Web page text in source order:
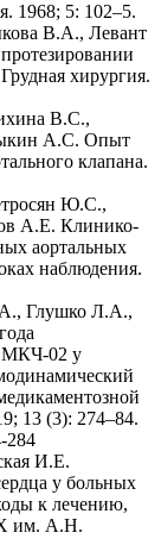
1968; 5: 102–5.
В.А., Левант
хирургия.
В.С.,
А.С. Опыт
клапана.
Ю.С.,
А.Е. Клинико-
аортальных
наблюдения.
Глушко Л.А.,
МКЧ-02 у
13 (3): 274–84.
284
И.Е.
у больных
к лечению,
им. А.Н.